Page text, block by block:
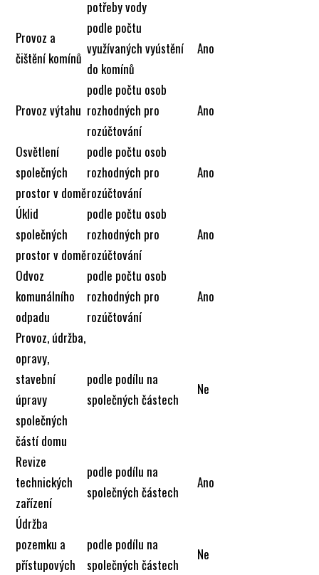
potřeby vody
Provoz a
čištění komínů
podle počtu
využívaných vyústění
do komínů
Ano
Provoz výtahu
podle počtu osob
rozhodných pro
rozúčtování
Ano
Osvětlení
společných
prostor v domě
podle počtu osob
rozhodných pro
rozúčtování
Ano
Úklid
společných
prostor v domě
podle počtu osob
rozhodných pro
rozúčtování
Ano
Odvoz
komunálního
odpadu
podle počtu osob
rozhodných pro
rozúčtování
Ano
Provoz, údržba,
opravy,
stavební
úpravy
společných
částí domu
podle podílu na
společných částech
Ne
Revize
technických
zařízení
podle podílu na
společných částech
Ano
Údržba
pozemku a
přístupových
podle podílu na
společných částech
Ne